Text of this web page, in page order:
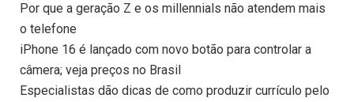
Por que a geração Z e os millennials não atendem mais
o telefone
iPhone 16 é lançado com novo botão para controlar a
câmera; veja preços no Brasil
Especialistas dão dicas de como produzir currículo pelo